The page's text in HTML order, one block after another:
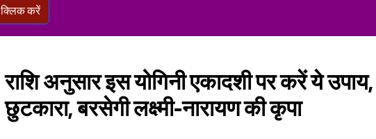
क्लिक करें
राशि अनुसार इस योगिनी एकादशी पर करें ये
छुटकारा, बरसेगी लक्ष्मी-नारायण की कृपा